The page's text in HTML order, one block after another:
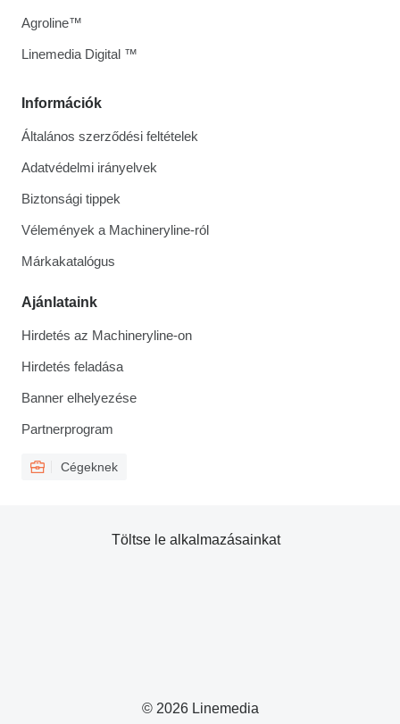
Információk
Általános szerződési feltételek
Adatvédelmi irányelvek
Biztonsági tippek
Vélemények a Machineryline-ról
Márkakatalógus
Ajánlataink
Hirdetés az Machineryline-on
Hirdetés feladása
Banner elhelyezése
Partnerprogram
Cégeknek
Agroline™
Linemedia Digital ™
© 2026 Linemedia
Töltse le alkalmazásainkat